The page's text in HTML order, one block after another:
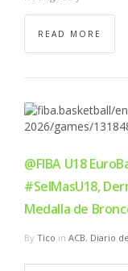
READ MORE
@FIBA U18
#SelMasU18,
Medalla de
By Tico in ACB, Diario